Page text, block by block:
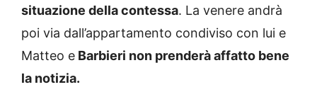
situazione della contessa. La venere andrà
poi via dall’appartamento condiviso con lui e
Matteo e Barbieri non prenderà affatto bene
la notizia.